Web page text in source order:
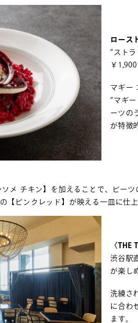
ロース
“スト
￥
マギー
“マギ
ーツの
が特徴
メ チキン】を加えることで、ビー
【ピンクレッド】が映える一皿に仕上
〈THE
渋谷駅
が楽し
洗練さ
に合わ
ます。